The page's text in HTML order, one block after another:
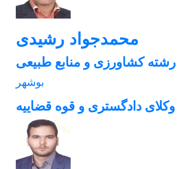
محمدجواد رشیدی
رشته کشاورزی و منابع طبیعی
بوشهر
وکلای دادگستری و قوه قضاییه